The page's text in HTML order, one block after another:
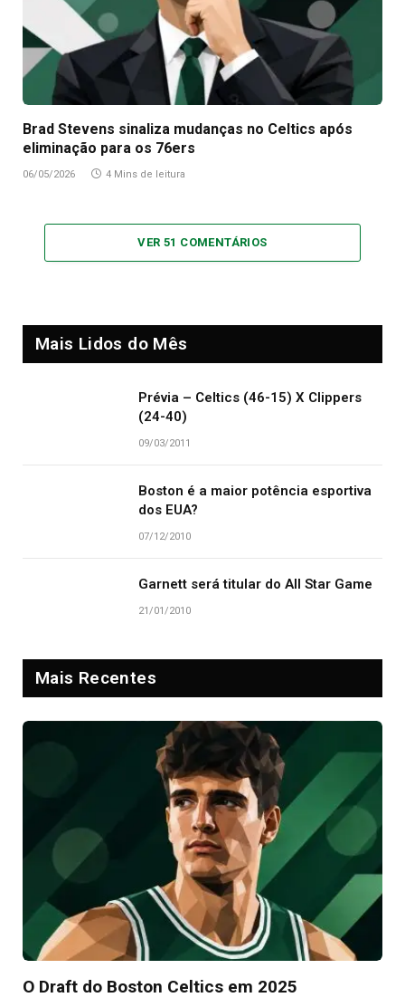
Brad Stevens sinaliza mudanças no Celtics após
eliminação para os 76ers
06/05/2026 4 Mins de leitura
VER 51 COMENTÁRIOS
Mais Lidos do Mês
Prévia – Celtics (46-15) X Clippers
(24-40)
09/03/2011
Boston é a maior potência esportiva
dos EUA?
07/12/2010
Garnett será titular do All Star Game
21/01/2010
Mais Recentes
O Draft do Boston Celtics em 2025